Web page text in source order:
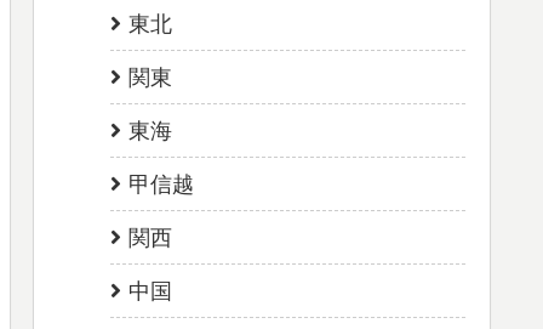
東北
関東
東海
甲信越
関西
中国